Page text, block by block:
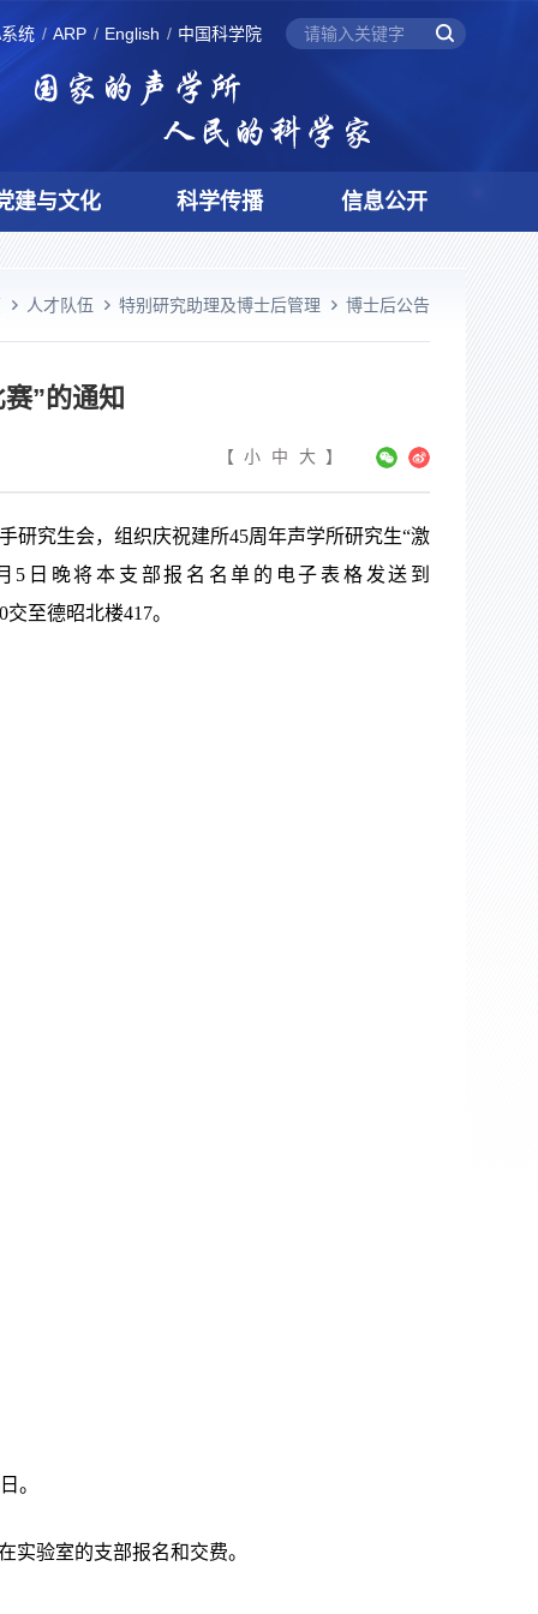
统 ARP English 中国科学院
建与文化 科学传播 信息公开
人才队伍 特别研究助理及博士后管理 博士后公告
”的通知
【 小 中 大 】
研究生会，组织庆祝建所45周年声学所研究生“激
5日晚将本支部报名名单的电子表格发送到
至德昭北楼417。
。
验室的支部报名和交费。